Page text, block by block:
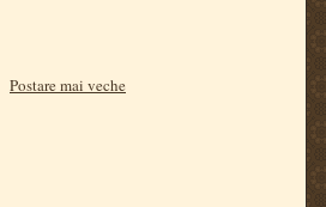
Postare mai veche